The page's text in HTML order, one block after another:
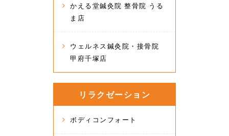
かえる堂鍼灸院 整骨院 うる
ま店
ウェルネス鍼灸院・接骨院
甲府千塚店
リラクゼーション
ボディコンフォート